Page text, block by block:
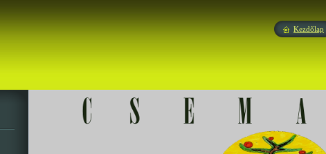
Kezdőlap